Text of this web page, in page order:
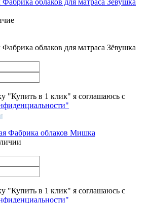
облаков для матраса Зёвушка
облаков для матраса Зёвушка
"Купить в 1 клик" я соглашаюсь с
Фабрика облаков Мишка
"Купить в 1 клик" я соглашаюсь с